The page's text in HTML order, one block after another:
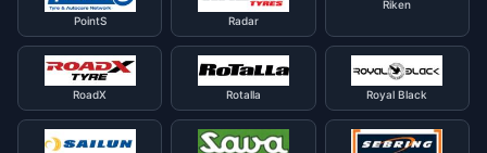
PointS Radar
Riken
RoadX Rotalla Royal Black